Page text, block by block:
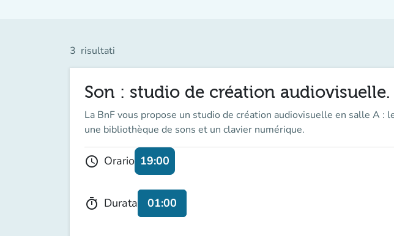
3 risultati
Son : studio de création audiovisuelle.
La BnF vous propose un studio de création audiovisuelle en salle A
une bibliothèque de sons et un clavier numérique.
schedule Orario 19:00
timer Durata 01:00